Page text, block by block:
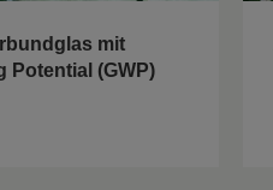
mit
Potential (GWP)